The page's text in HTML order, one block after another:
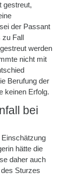
gestreut,
der Passant
zu Fall
werden
nicht mit
Berufung der
keinen Erfolg.
bei
hätte die
daher auch
Sturzes